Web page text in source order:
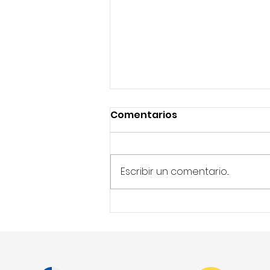
IA transformando las
Comentarios
Escribir un comentario...